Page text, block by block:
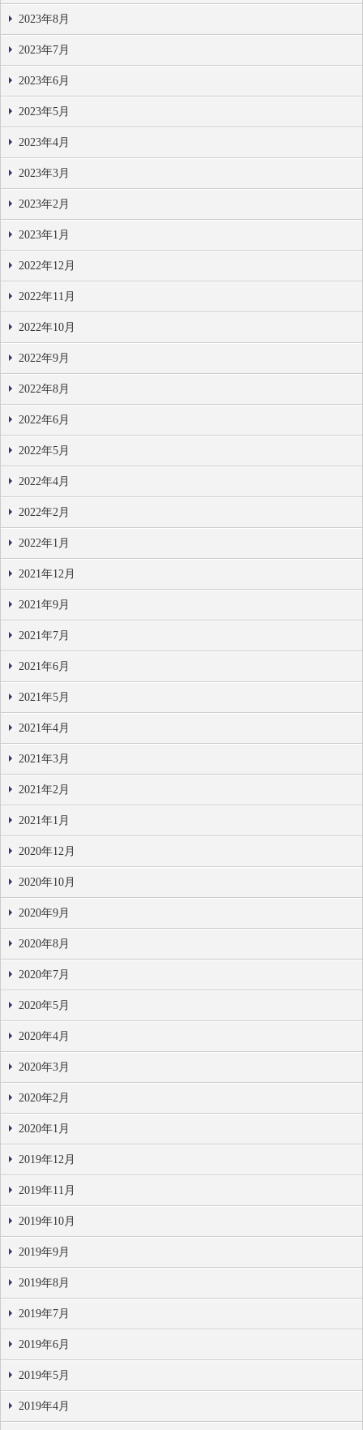
2023年8月
2023年7月
2023年6月
2023年5月
2023年4月
2023年3月
2023年2月
2023年1月
2022年12月
2022年11月
2022年10月
2022年9月
2022年8月
2022年6月
2022年5月
2022年4月
2022年2月
2022年1月
2021年12月
2021年9月
2021年7月
2021年6月
2021年5月
2021年4月
2021年3月
2021年2月
2021年1月
2020年12月
2020年10月
2020年9月
2020年8月
2020年7月
2020年5月
2020年4月
2020年3月
2020年2月
2020年1月
2019年12月
2019年11月
2019年10月
2019年9月
2019年8月
2019年7月
2019年6月
2019年5月
2019年4月